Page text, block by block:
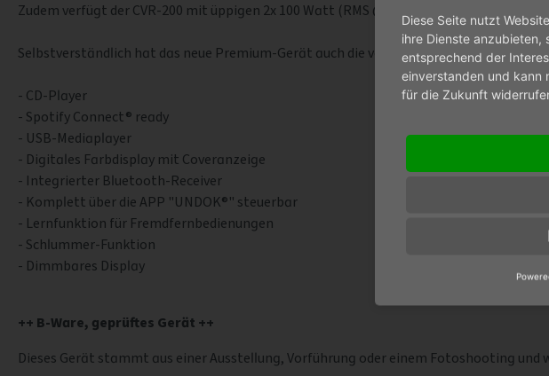
Zudem verfügt der CVR-200 mit üppigen 2x 100 Watt (RMS @4 Ohm) über noch mehr
Selbstverständlich hat das neue Premium-Gerät auch die vom CVR-200 und CVR-10
- CD-Player
- Spotify Connect® ready
- USB-Mediaplayer
- Digitales Farbdisplay mit Coveranzeige
- Integrierter Bluetooth-Receiver
- Komplett über die APP "UNDOK®" steuerbar
- Lernfunktion für Fremdfernbedienungen
- Schlummer-Funktion
- Dimmbares Display
++ B-Ware, geprüftes Gerät ++
Dieses Gerät stammt aus einer Ausstellung, Vorführung oder einem Fotoshooting
Diese Seite nutzt
ihre Dienste anzubieten,
entsprechend der
einverstanden und kann
für die Zukunft